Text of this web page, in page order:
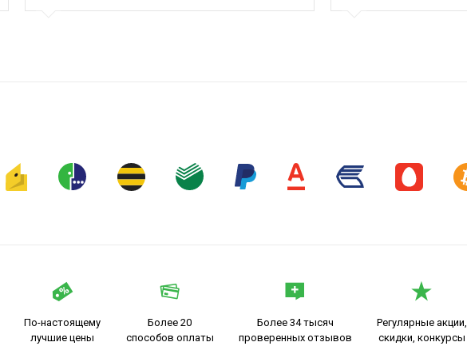
По-настоящему
лучшие цены
Более 20
способов оплаты
Более 34 тысяч
проверенных отзывов
Регулярные акции,
скидки, конкурсы